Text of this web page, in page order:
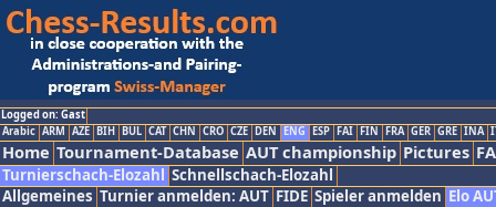
Logged on: Gast
Arabic ARM AZE BIH BUL CAT CHN CRO CZE DEN ENG ESP FAI FIN FRA GER GRE INA
Home Tournament-Database AUT championship Pictures
Turnierschach-Elozahl Schnellschach-Elozahl
Allgemeines Turnier anmelden: AUT FIDE Spieler anmelden Elo